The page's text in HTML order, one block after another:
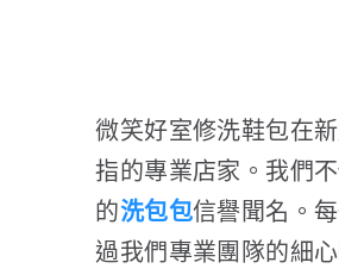
微笑好室修洗鞋包在
指的專業店家。我們
的洗包包信譽聞名。
過我們專業團隊的細